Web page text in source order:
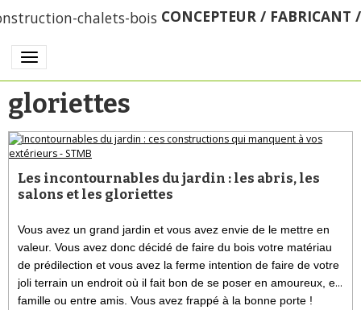
CONCEPTEUR / FABRICANT
gloriettes
Les incontournables du jardin : les abris, les
salons et les gloriettes
Vous avez un grand jardin et vous avez envie de le mettre en
valeur. Vous avez donc décidé de faire du bois votre matériau
de prédilection et vous avez la ferme intention de faire de votre
joli terrain un endroit où il fait bon de se poser en amoureux, en
famille ou entre amis. Vous avez frappé à la bonne porte !